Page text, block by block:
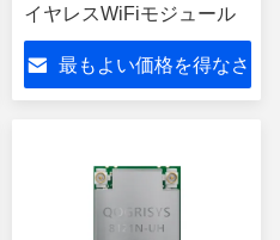
イヤレスWiFiモジュール
最もよい価格を得なさ